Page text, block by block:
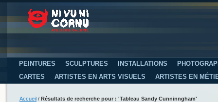
PEINTURES SCULPTURES INSTALLATIONS
CARTES
ARTISTES EN ARTS VISUELS ARTISTES EN
Accueil / Résultats de recherche pour : 'Tableau Sandy Cunninngham'